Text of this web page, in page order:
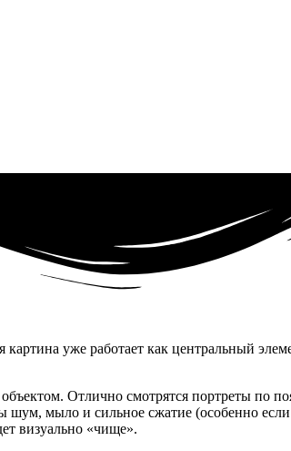
уже работает как центральный
Отлично смотрятся портреты по
шум, мыло и сильное сжатие (особенно
визуально «чище».